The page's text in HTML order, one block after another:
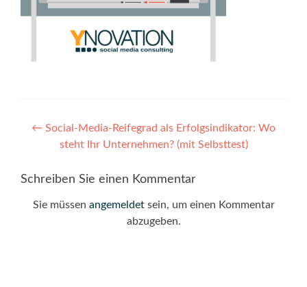
Post
navigation
← Social-Media-Reifegrad als Erfolgsindikator: Wo
steht Ihr Unternehmen? (mit Selbsttest)
Schreiben Sie einen Kommentar
Sie müssen angemeldetsein, um einen Kommentar
abzugeben.